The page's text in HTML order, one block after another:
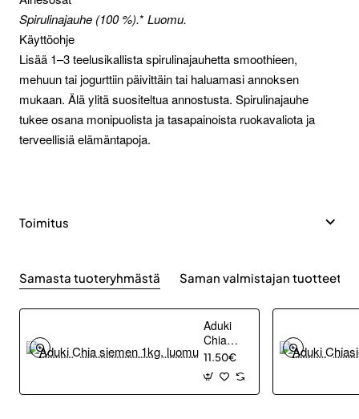
Spirulinajauhe (100 %).* Luomu.
Käyttöohje
Lisää 1–3 teelusikallista spirulinajauhetta smoothieen,
mehuun tai jogurttiin päivittäin tai haluamasi annoksen
mukaan. Älä ylitä suositeltua annostusta. Spirulinajauhe
tukee osana monipuolista ja tasapainoista ruokavaliota ja
terveellisiä elämäntapoja.
Toimitus
Samasta tuoteryhmästä Saman valmistajan tuotteet
Aduki
Chia
siemen
1kg,
luomu
11.50€